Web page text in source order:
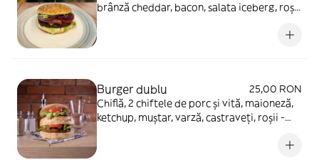
brânză cheddar, bacon, salata iceberg, roșii,
Burger dublu
25,00 RON
Chiflă, 2 chiftele de porc și vită, maioneză,
ketchup, muștar, varză, castraveți, roșii -